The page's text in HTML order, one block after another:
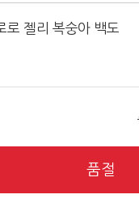
젤리 복숭아 백도
품절